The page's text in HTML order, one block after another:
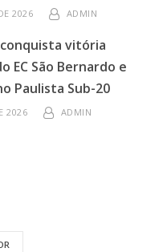
2026 ADMIN
vitória
EC São Bernardo e
Paulista Sub-20
2026 ADMIN